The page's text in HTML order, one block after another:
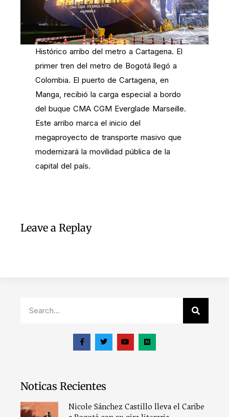
Histórico arribo del metro a Cartagena. El
primer tren del metro de Bogotá llegó a
Colombia. El puerto de Cartagena, en
Manga, recibió la carga especial a bordo
del buque CMA CGM Everglade Marseille.
Este arribo marca el inicio del
megaproyecto de transporte masivo que
modernizará la movilidad pública de la
capital del país.
Leave a Replay
Noticas Recientes
Nicole Sánchez Castillo lleva el Caribe